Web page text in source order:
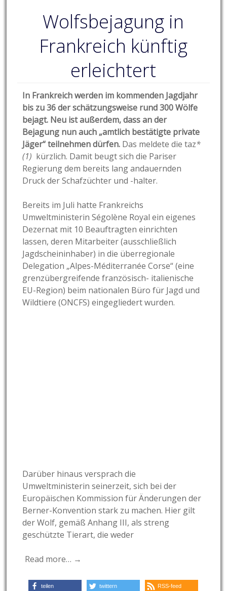
Wolfsbejagung in
Frankreich künftig
erleichtert
In Frankreich werden im kommenden Jagdjahr
bis zu 36 der schätzungsweise rund 300 Wölfe
bejagt. Neu ist außerdem, dass an der
Bejagung nun auch „amtlich bestätigte private
Jäger“ teilnehmen dürfen. Das meldete die taz*
(1) kürzlich. Damit beugt sich die Pariser
Regierung dem bereits lang andauernden
Druck der Schafzüchter und -halter.
Bereits im Juli hatte Frankreichs
Umweltministerin Ségolène Royal ein eigenes
Dezernat mit 10 Beauftragten einrichten
lassen, deren Mitarbeiter (ausschließlich
Jagdscheininhaber) in die überregionale
Delegation „Alpes-Méditerranée Corse“ (eine
grenzübergreifende französisch- italienische
EU-Region) beim nationalen Büro für Jagd und
Wildtiere (ONCFS) eingegliedert wurden.
Darüber hinaus versprach die
Umweltministerin seinerzeit, sich bei der
Europäischen Kommission für Änderungen der
Berner-Konvention stark zu machen. Hier gilt
der Wolf, gemäß Anhang III, als streng
geschützte Tierart, die weder
Read more… →
teilen twittern RSS-feed